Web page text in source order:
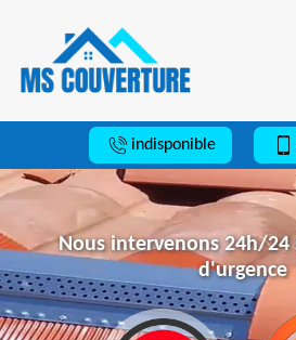
indisponible
Nous intervenons 24h/24
d'urgence